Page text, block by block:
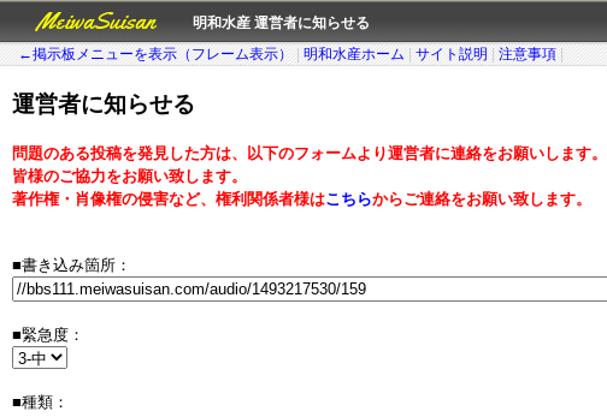
MeiwaSuisan
明和水産 運営者に知らせる
←掲示板メニューを表示（フレーム表示）
明和水産ホーム サイト説明 注意事項
運営者に知らせる
問題のある投稿を発見した方は、以下のフォームより運営者に連絡をお願いします。
皆様のご協力をお願い致します。
著作権・肖像権の侵害など、権利関係者様はこちらからご連絡をお願い致します。
■書き込み箇所：
■緊急度：
■種類：